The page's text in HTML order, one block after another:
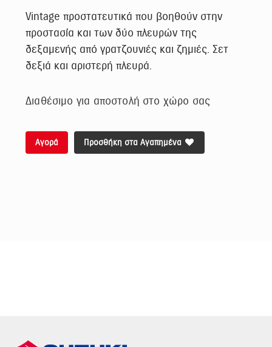
Vintage προστατευτικά που βοηθούν στην
προστασία και των δύο πλευρών της
δεξαμενής από γρατζουνιές και ζημιές. Σετ
δεξιά και αριστερή πλευρά.
Διαθέσιμο για αποστολή στο χώρο σας
Αγορά Προσθήκη στα Αγαπημένα